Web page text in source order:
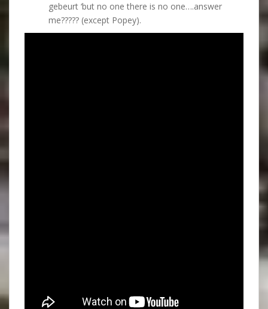
gebeurt ‘but no one there is no one….answer
me????? (except Popey).